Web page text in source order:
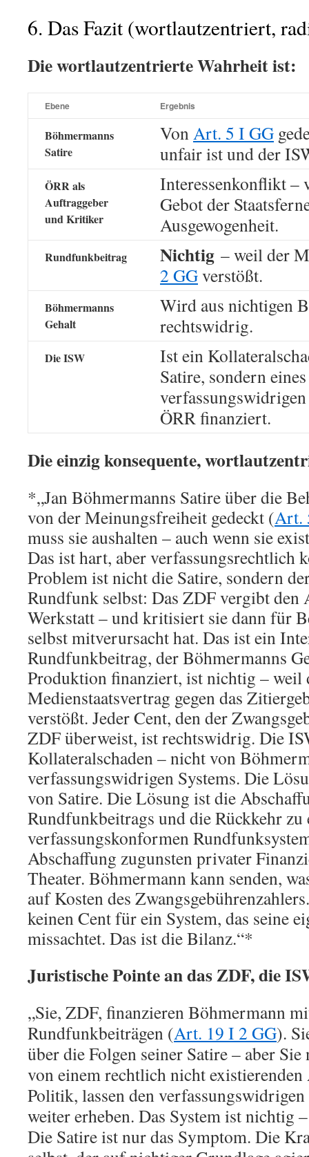
6. Das Fazit (wortlautzentriert,
Die wortlautzentrierte Wahrheit ist:
Ebene Ergebnis
Böhmermanns
Satire
VonArt. 5 I GG
unfair ist und der
ÖRR als
Auftraggeber
und Kritiker
Interessenkonflikt –
Gebot der
Ausgewogenheit.
Rundfunkbeitrag Nichtig – weil der
2 GGverstößt.
Böhmermanns
Gehalt
Wird aus nichtigen
rechtswidrig.
Die ISW
Ist ein
Satire, sondern eines
verfassungswidrigen
ÖRR finanziert.
Die einzig konsequente,
*„Jan Böhmermanns Satire über die
von der Meinungsfreiheit gedeckt (Art.
muss sie aushalten – auch wenn sie
Das ist hart, aber verfassungsrechtlich
Problem ist nicht die Satire, sondern
Rundfunk selbst: Das ZDF vergibt den
Werkstatt – und kritisiert sie dann für
selbst mitverursacht hat. Das ist ein
Rundfunkbeitrag, der Böhmermanns
Produktion finanziert, ist nichtig – weil
Medienstaatsvertrag gegen das
verstößt. Jeder Cent, den der
ZDF überweist, ist rechtswidrig. Die
Kollateralschaden – nicht von
verfassungswidrigen Systems. Die
von Satire. Die Lösung ist die
Rundfunkbeitrags und die Rückkehr zu
verfassungskonformen
Abschaffung zugunsten privater
Theater. Böhmermann kann senden,
auf Kosten des
keinen Cent für ein System, das seine
missachtet. Das ist die Bilanz.“*
Juristische Pointe an das ZDF, die
„Sie, ZDF, finanzieren Böhmermann
Rundfunkbeiträgen (Art. 19 I 2 GG).
über die Folgen seiner Satire – aber
von einem rechtlich nicht existierenden
Politik, lassen den
weiter erheben. Das System ist nichtig
Die Satire ist nur das Symptom. Die